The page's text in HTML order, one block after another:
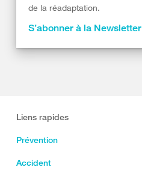
de la réadaptation.
S’abonner à la Newsletter
Liens rapides
Prévention
Accident